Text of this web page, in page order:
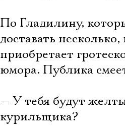
По Гладилину,
доставать
приобретает
юмора. Публика
— У тебя будут
курильщика?